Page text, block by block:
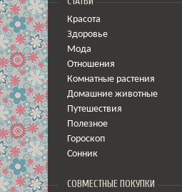
Красота
Здоровье
Мода
Отношения
Комнатные растения
Домашние животные
Путешествия
Полезное
Гороскоп
Сонник
СОВМЕСТНЫЕ ПОКУПКИ